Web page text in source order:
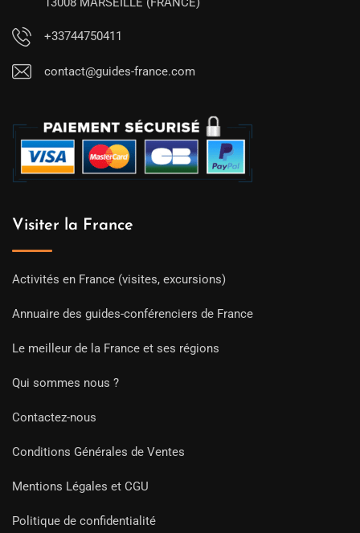
+33744750411
contact@guides-france.com
Visiter la France
Activités en France (visites, excursions)
Annuaire des guides-conférenciers de France
Le meilleur de la France et ses régions
Qui sommes nous ?
Contactez-nous
Conditions Générales de Ventes
Mentions Légales et CGU
Politique de confidentialité